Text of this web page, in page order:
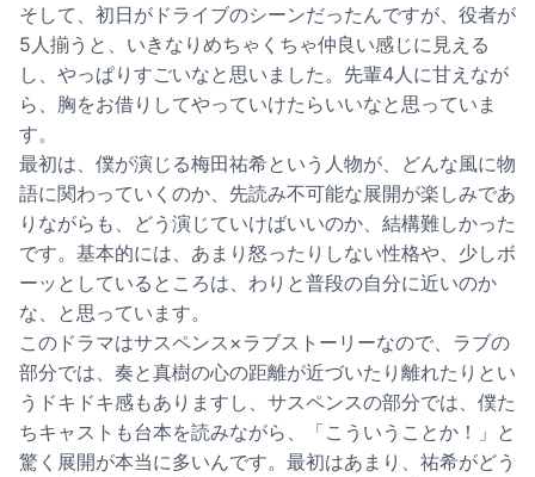
そして、初日がドライブのシーンだったんですが、役者が
5人揃うと、いきなりめちゃくちゃ仲良い感じに見える
し、やっぱりすごいなと思いました。先輩4人に甘えなが
ら、胸をお借りしてやっていけたらいいなと思っていま
す。
最初は、僕が演じる梅田祐希という人物が、どんな風に物
語に関わっていくのか、先読み不可能な展開が楽しみであ
りながらも、どう演じていけばいいのか、結構難しかった
です。基本的には、あまり怒ったりしない性格や、少しボ
ーッとしているところは、わりと普段の自分に近いのか
な、と思っています。
このドラマはサスペンス×ラブストーリーなので、ラブの
部分では、奏と真樹の心の距離が近づいたり離れたりとい
うドキドキ感もありますし、サスペンスの部分では、僕た
ちキャストも台本を読みながら、「こういうことか！」と
驚く展開が本当に多いんです。最初はあまり、祐希がどう